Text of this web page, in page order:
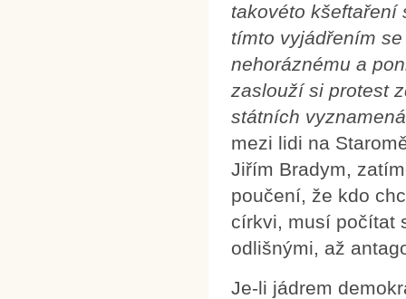
takovéto
tímto vyjádřením
nehoráznému a
zaslouží si protest
státních
mezi lidi na
Jiřím Bradym,
poučení, že kdo
církvi, musí počítat
odlišnými, až
Je-li jádrem